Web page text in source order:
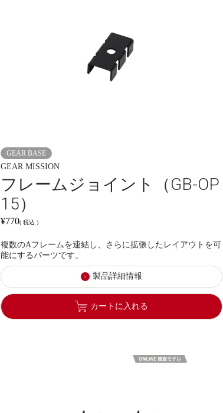
GEAR BASE
GEAR MISSION
フレームジョイント（GB-OP
15）
¥770 税込
複数のAフレームを連結し、さらに拡張したレイアウトを可
能にするパーツです。
製品詳細情報
カートに入れる